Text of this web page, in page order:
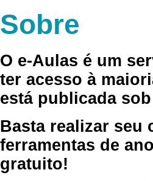
Sobre
O e-Aulas é um
ter acesso à
está publicada
Basta realizar seu
ferramentas de
gratuito!